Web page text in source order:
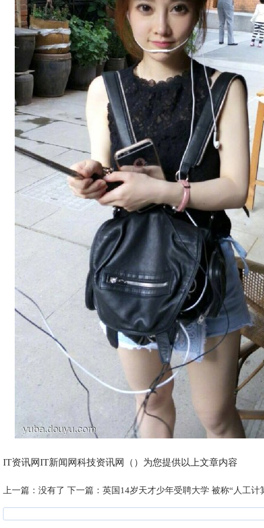
IT资讯网IT新闻网科技资讯网（）为您提供以上文章内容
上一篇：没有了 下一篇： 英国14岁天才少年受聘大学 被称“人工计